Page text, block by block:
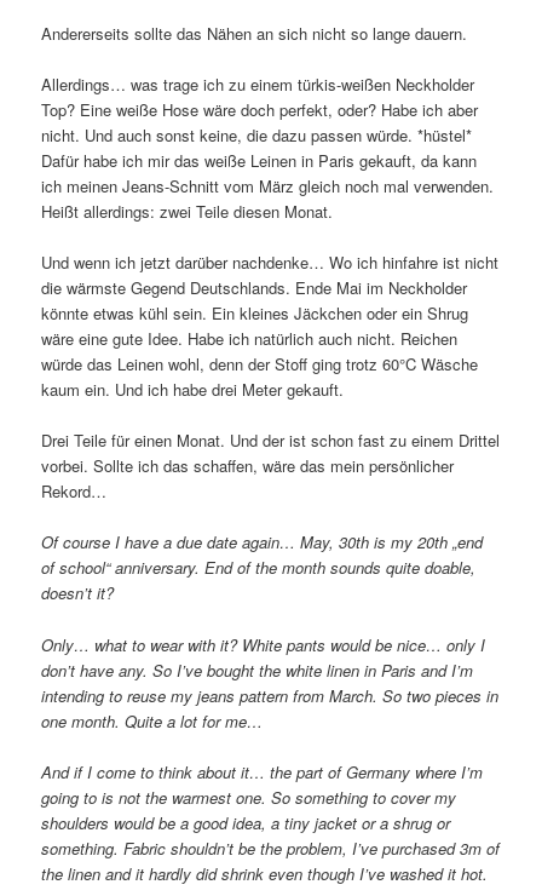
Andererseits sollte das Nähen an sich nicht so lange dauern.
Allerdings… was trage ich zu einem türkis-weißen Neckholder
Top? Eine weiße Hose wäre doch perfekt, oder? Habe ich aber
nicht. Und auch sonst keine, die dazu passen würde. *hüstel*
Dafür habe ich mir das weiße Leinen in Paris gekauft, da kann
ich meinen Jeans-Schnitt vom März gleich noch mal verwenden.
Heißt allerdings: zwei Teile diesen Monat.
Und wenn ich jetzt darüber nachdenke… Wo ich hinfahre ist nicht
die wärmste Gegend Deutschlands. Ende Mai im Neckholder
könnte etwas kühl sein. Ein kleines Jäckchen oder ein Shrug
wäre eine gute Idee. Habe ich natürlich auch nicht. Reichen
würde das Leinen wohl, denn der Stoff ging trotz 60°C Wäsche
kaum ein. Und ich habe drei Meter gekauft.
Drei Teile für einen Monat. Und der ist schon fast zu einem Drittel
vorbei. Sollte ich das schaffen, wäre das mein persönlicher
Rekord…
Of course I have a due date again… May, 30th is my 20th „end
of school“ anniversary. End of the month sounds quite doable,
doesn’t it?
Only… what to wear with it? White pants would be nice… only I
don’t have any. So I’ve bought the white linen in Paris and I’m
intending to reuse my jeans pattern from March. So two pieces in
one month. Quite a lot for me…
And if I come to think about it… the part of Germany where I’m
going to is not the warmest one. So something to cover my
shoulders would be a good idea, a tiny jacket or a shrug or
something. Fabric shouldn’t be the problem, I’ve purchased 3m of
the linen and it hardly did shrink even though I’ve washed it hot.